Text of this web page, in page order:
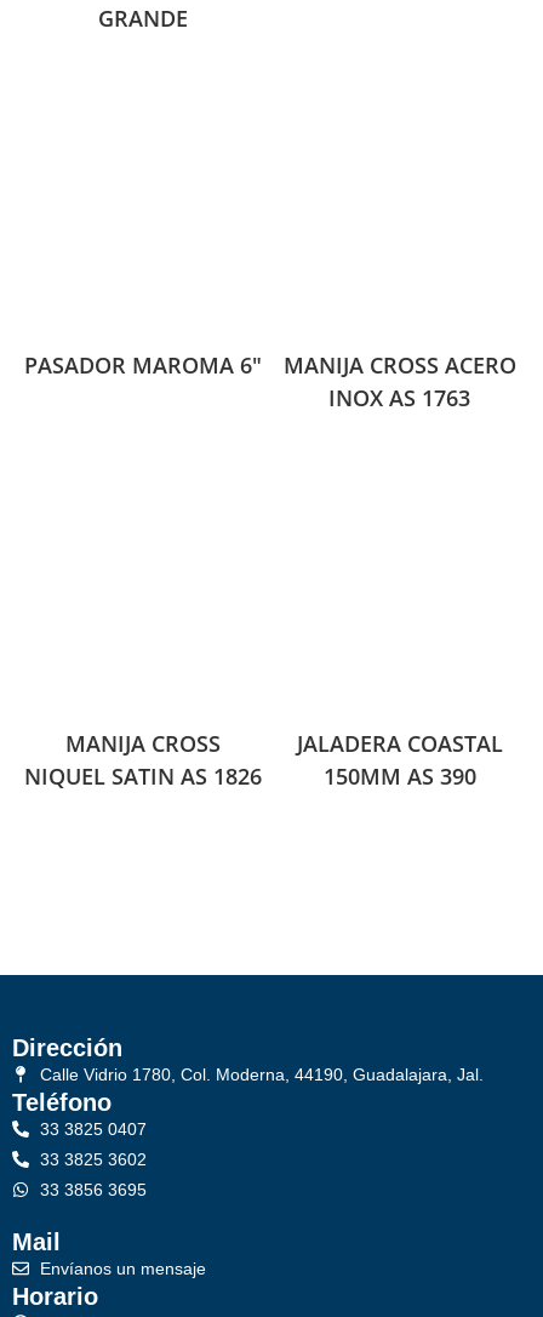
GRANDE
PASADOR MAROMA 6″
MANIJA CROSS ACERO
INOX AS 1763
MANIJA CROSS
NIQUEL SATIN AS 1826
JALADERA COASTAL
150MM AS 390
Dirección
Calle Vidrio 1780, Col. Moderna, 44190, Guadalajara, Jal.
Teléfono
33 3825 0407
33 3825 3602
33 3856 3695
Mail
Envíanos un mensaje
Horario